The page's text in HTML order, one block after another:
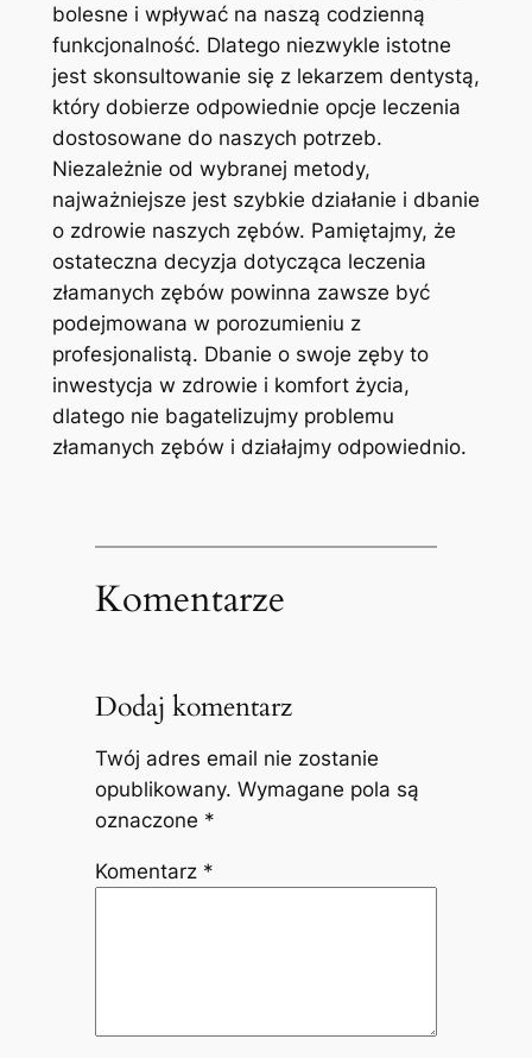
​bolesne i wpływać ‍na naszą codzienną
funkcjonalność.⁣ Dlatego ‌niezwykle istotne
⁤jest skonsultowanie ⁣się z‌ lekarzem​ dentystą,
który dobierze ‌odpowiednie opcje leczenia‌
dostosowane ⁤do naszych potrzeb.
Niezależnie od wybranej metody,⁣
najważniejsze jest ‌szybkie działanie i ‌dbanie⁢
o zdrowie naszych zębów. Pamiętajmy, że
ostateczna decyzja dotycząca leczenia
złamanych zębów⁣ powinna zawsze być
podejmowana w porozumieniu z⁢
profesjonalistą. ​Dbanie o swoje zęby ⁤to
inwestycja w zdrowie i⁤ komfort życia,
dlatego nie bagatelizujmy problemu
złamanych ⁤zębów i‍ działajmy odpowiednio.
Komentarze
Dodaj komentarz
Twój adres email nie zostanie
opublikowany. Wymagane pola są
oznaczone *
Komentarz *